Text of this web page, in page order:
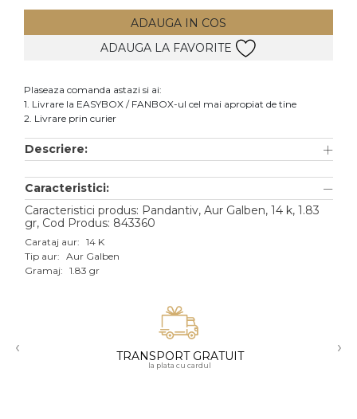
Cercei
Bratari
Lanturi
Pandantive
Accesorii
Aur galben
Aur alb
Aur roz
ADAUGA IN COS
ADAUGA LA FAVORITE
Plaseaza comanda astazi si ai:
1. Livrare la EASYBOX / FANBOX-ul cel mai apropiat de tine
2. Livrare prin curier
Descriere:
Caracteristici:
Caracteristici produs: Pandantiv, Aur Galben, 14 k, 1.83
gr, Cod Produs: 843360
Carataj aur: 14 K
Tip aur: Aur Galben
Gramaj: 1.83 gr
‹ TRANSPORT GRATUIT
la plata cu cardul
›